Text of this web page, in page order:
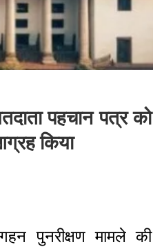
पहचान पत्र को
किया
पुनरीक्षण मामले की